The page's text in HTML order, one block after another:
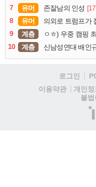
7
유머 존잘남의 인성
8
유머 의외로 트럼프가
9
계층 ㅇㅎ) 우중 캠핑
10
계층 신남성연대 배인
로그인
이용약관
개인정
불법